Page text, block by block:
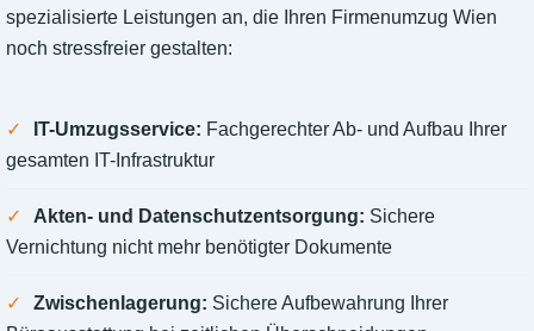
spezialisierte Leistungen an, die Ihren Firmenumzug Wien
noch stressfreier gestalten:
IT-Umzugsservice: Fachgerechter Ab- und Aufbau Ihrer
gesamten IT-Infrastruktur
Akten- und Datenschutzentsorgung: Sichere
Vernichtung nicht mehr benötigter Dokumente
Zwischenlagerung: Sichere Aufbewahrung Ihrer